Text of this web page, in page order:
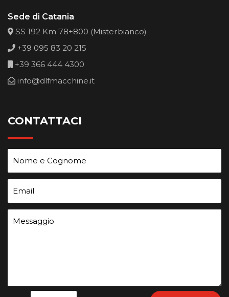
Sede di Catania
SS 192 Km 78+800 (Misterbianco)
+39 095 83 20 215
+39 366 444 4300
info@dlfmacchine.it
CONTATTACI